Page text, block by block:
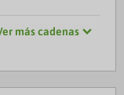
más cadenas